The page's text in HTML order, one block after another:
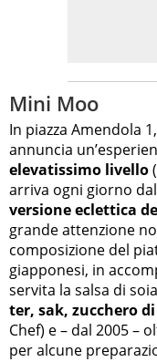
Mini Moo
In piazza Amendola
annuncia
elevatissimo livello
arriva ogni giorno
versione eclettica
grande attenzione
composizione del
giapponesi, in
servita la salsa di
ter, sak, zucchero
Chef) e – dal 2005 –
per alcune